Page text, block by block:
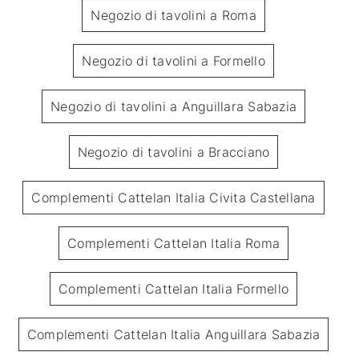
Negozio di tavolini a Roma
Negozio di tavolini a Formello
Negozio di tavolini a Anguillara Sabazia
Negozio di tavolini a Bracciano
Complementi Cattelan Italia Civita Castellana
Complementi Cattelan Italia Roma
Complementi Cattelan Italia Formello
Complementi Cattelan Italia Anguillara Sabazia